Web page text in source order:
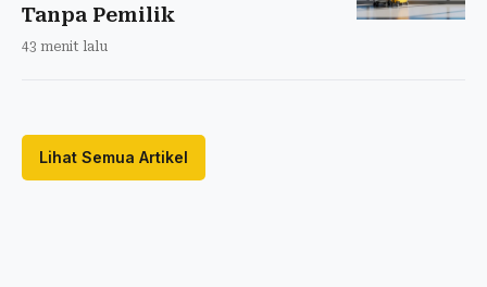
Tanpa Pemilik
43 menit lalu
Lihat Semua Artikel